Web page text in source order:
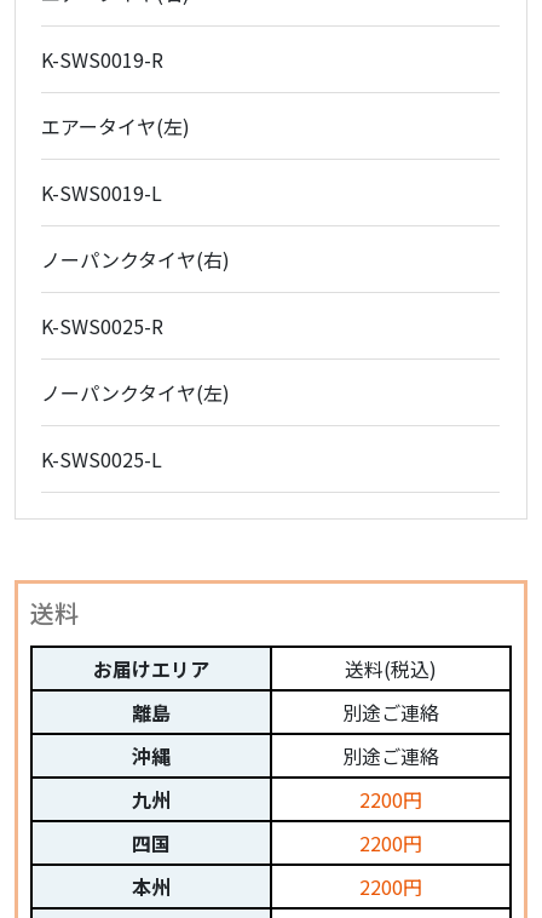
K-SWS0019-R
エアータイヤ(左)
K-SWS0019-L
ノーパンクタイヤ(右)
K-SWS0025-R
ノーパンクタイヤ(左)
K-SWS0025-L
送料
お届けエリア
離島
沖縄
九州
四国
本州
送料(税込)
別途ご連絡
別途ご連絡
2200円
2200円
2200円